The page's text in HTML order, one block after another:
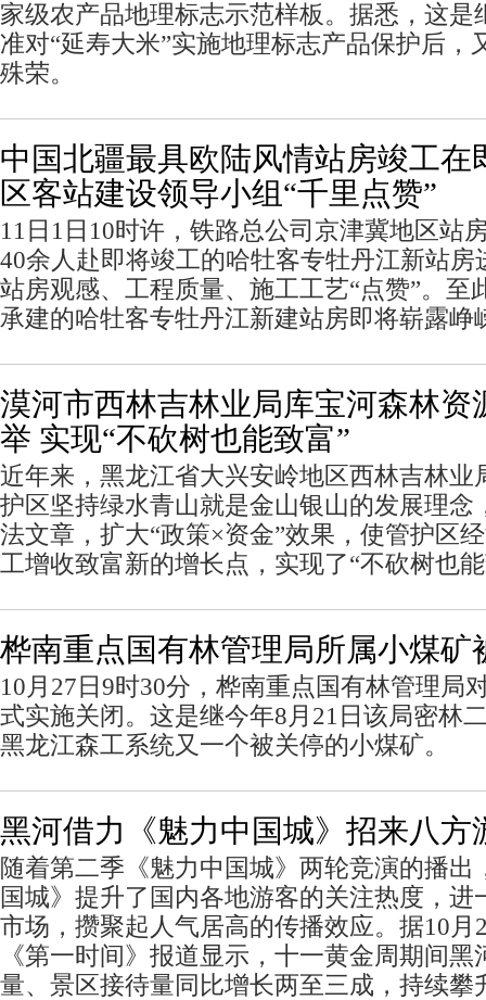
家级农产品地理标志示范样板。据悉，这是
准对“延寿大米”实施地理标志产品保护后，
殊荣。
中国北疆最具欧陆风情站房竣工在
区客站建设领导小组“千里点赞”
11日1日10时许，铁路总公司京津冀地区站
40余人赴即将竣工的哈牡客专牡丹江新站房
站房观感、工程质量、施工工艺“点赞”。至
承建的哈牡客专牡丹江新建站房即将崭露峥
漠河市西林吉林业局库宝河森林资
举 实现“不砍树也能致富”
近年来，黑龙江省大兴安岭地区西林吉林业
护区坚持绿水青山就是金山银山的发展理念
法文章，扩大“政策×资金”效果，使管护区
工增收致富新的增长点，实现了“不砍树也
桦南重点国有林管理局所属小煤矿
10月27日9时30分，桦南重点国有林管理局
式实施关闭。这是继今年8月21日该局密林
黑龙江森工系统又一个被关停的小煤矿。
黑河借力《魅力中国城》招来八方
随着第二季《魅力中国城》两轮竞演的播出
国城》提升了国内各地游客的关注热度，进
市场，攒聚起人气居高的传播效应。据10月
《第一时间》报道显示，十一黄金周期间
量、景区接待量同比增长两至三成，持续攀